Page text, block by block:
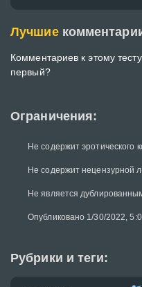
Ограничения:
Не содержит эротического
Не содержит нецензурной
Не является
Опубликовано 1/30/2022,
Рубрики и теги:
Лучшие
Комментариев к этому
первый?